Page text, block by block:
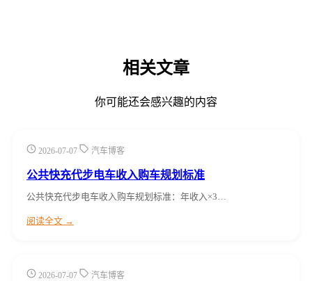
相关文章
你可能还会感兴趣的内容
2026-07-07 汽车博客
公共快充代步电车收入购车规划标准
公共快充代步电车收入购车规划标准：年收入×3…
阅读全文 →
2026-07-07 汽车博客